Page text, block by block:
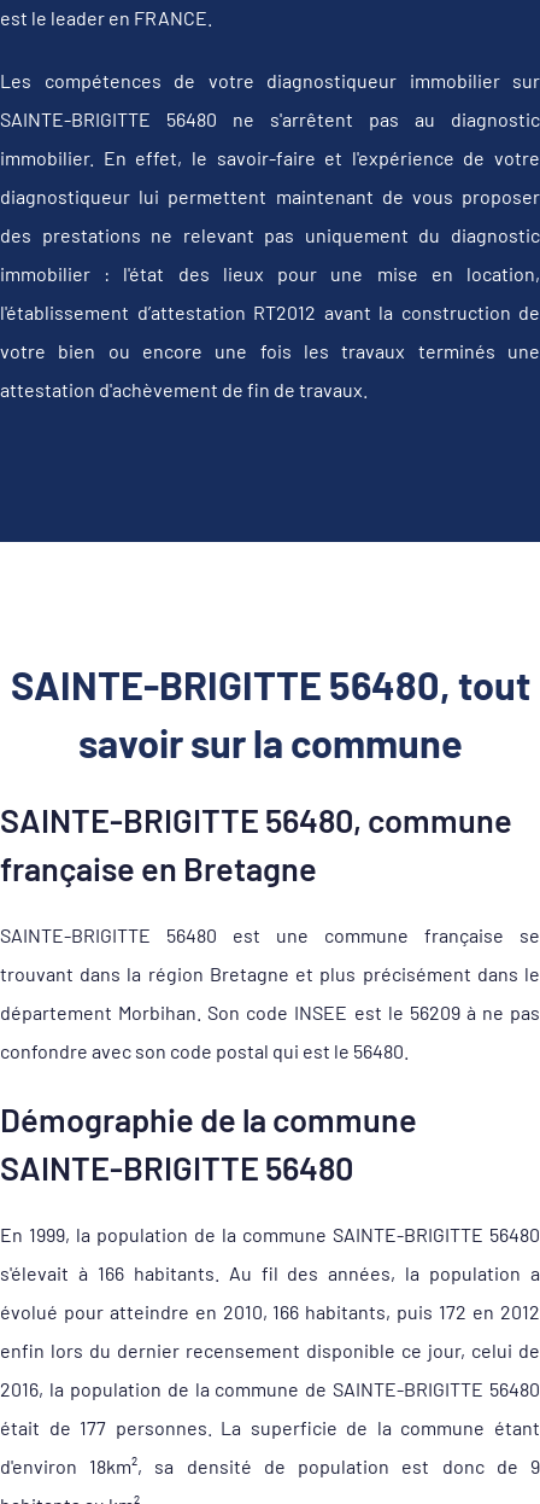
est le leader en FRANCE.
Les compétences de votre diagnostiqueur immobilier sur
SAINTE-BRIGITTE 56480 ne s'arrêtent pas au diagnostic
immobilier. En effet, le savoir-faire et l'expérience de votre
diagnostiqueur lui permettent maintenant de vous proposer
des prestations ne relevant pas uniquement du diagnostic
immobilier : l'état des lieux pour une mise en location,
l'établissement d’attestation RT2012 avant la construction de
votre bien ou encore une fois les travaux terminés une
attestation d'achèvement de fin de travaux.
SAINTE-BRIGITTE 56480, tout
savoir sur la commune
SAINTE-BRIGITTE 56480, commune
française en Bretagne
SAINTE-BRIGITTE 56480 est une commune française se
trouvant dans la région Bretagne et plus précisément dans le
département Morbihan. Son code INSEE est le 56209 à ne pas
confondre avec son code postal qui est le 56480.
Démographie de la commune
SAINTE-BRIGITTE 56480
En 1999, la population de la commune SAINTE-BRIGITTE 56480
s'élevait à 166 habitants. Au fil des années, la population a
évolué pour atteindre en 2010, 166 habitants, puis 172 en 2012
enfin lors du dernier recensement disponible ce jour, celui de
2016, la population de la commune de SAINTE-BRIGITTE 56480
était de 177 personnes. La superficie de la commune étant
d'environ 18km², sa densité de population est donc de 9